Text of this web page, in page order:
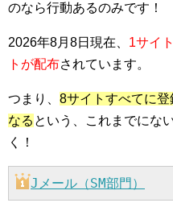
のなら行動あるのみです！
2026年8月8日現在、 1サイ
トが配布されています。
つまり、 8サイトすべてに
なる という、これまでにな
く！
Jメール（SM部門）